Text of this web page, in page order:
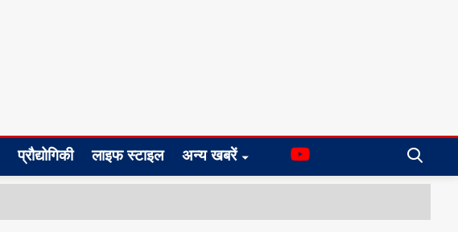
प्रौद्योगिकी लाइफ स्टाइल अन्य खबरें